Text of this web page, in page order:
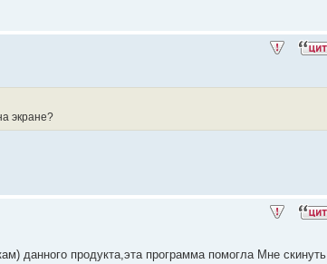
экране?
данного продукта,эта программа помогла Мне скинуть